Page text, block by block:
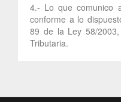
4.- Lo que comunico
conforme a lo
89 de la Ley 58/
Tributaria.